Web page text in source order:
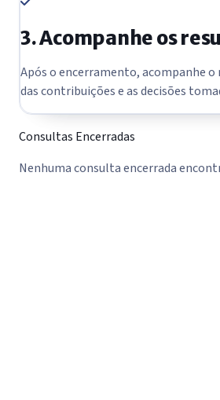
3. Acompanhe os
Após o encerramento, acompanhe
das contribuições e as decisões
Consultas Encerradas
Nenhuma consulta encerrada